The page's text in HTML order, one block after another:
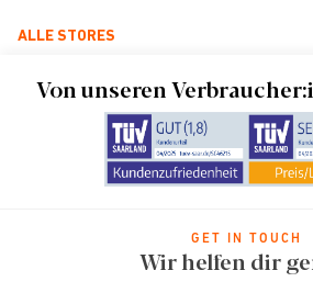
ALLE STORES
Von unseren
GET IN TOUCH
Wir helfen dir